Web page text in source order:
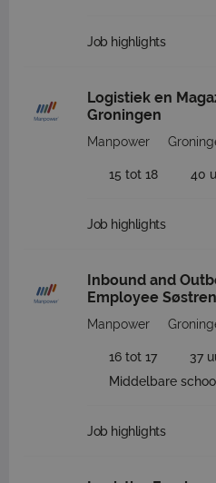
Job highlights
Logistiek en
Groningen
Manpower
15 tot 18 40
Job highlights
Inbound and
Employee
Manpower
16 tot 17
37
Middelbare
Job highlights